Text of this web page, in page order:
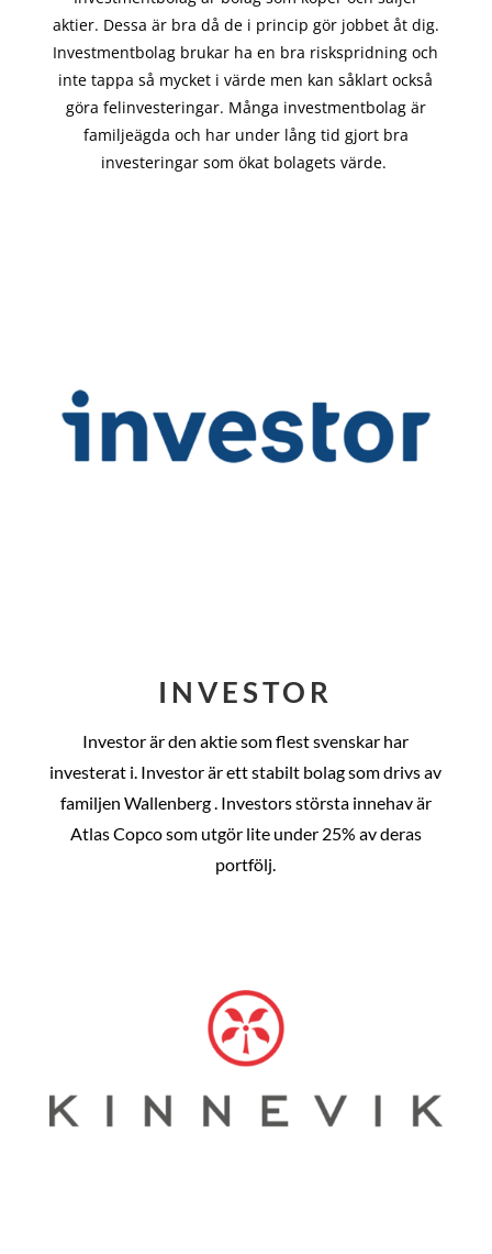
aktier. Dessa är bra då de i princip görjobbet åt dig.
Investmentbolag brukar ha en bra riskspridning och
inte tappa så mycket i värde men kan såklart också
göra felinvesteringar. Många investmentbolag är
familjeägda och har under lång tid gjort bra
investeringar som ökat bolagets värde.
INVESTOR
Investor är den aktie som flest svenskar har
investerat i. Investor är ett stabilt bolag som drivs av
familjen Wallenberg . Investors största innehav är
Atlas Copco som utgör lite under 25% av deras
portfölj.